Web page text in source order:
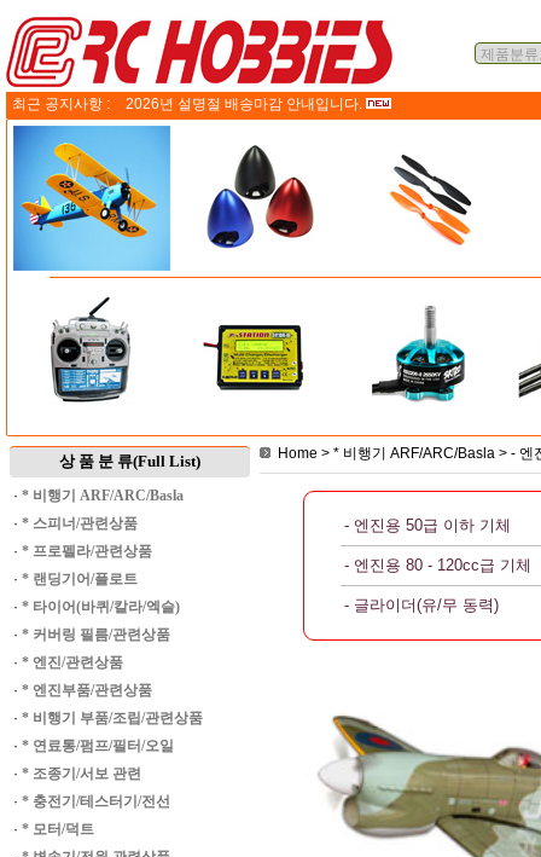
최근 공지사항 : 2026년 설명절 배송마감 안내입니다.
상 품 분 류(Full List)
· * 비행기 ARF/ARC/Basla
· * 스피너/관련상품
· * 프로펠라/관련상품
· * 랜딩기어/플로트
· * 타이어(바퀴/칼라/엑슬)
· * 커버링 필름/관련상품
· * 엔진/관련상품
· * 엔진부품/관련상품
· * 비행기 부품/조립/관련상품
· * 연료통/펌프/필터/오일
· * 조종기/서보 관련
· * 충전기/테스터기/전선
· * 모터/덕트
Home > * 비행기 ARF/ARC/Basla > - 엔
- 엔진용 50급 이하 기체
- 엔진용 80 - 120cc급 기체
- 글라이더(유/무 동력)